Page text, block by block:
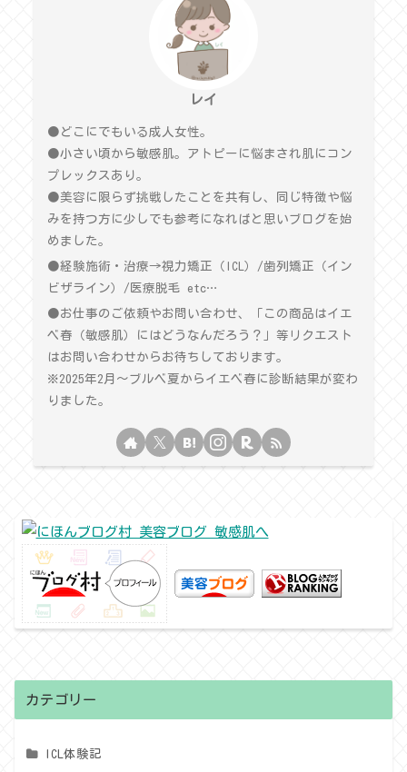
レイ
●どこにでもいる成人女性。
●小さい頃から敏感肌。アトピーに悩まされ肌にコン
プレックスあり。
●美容に限らず挑戦したことを共有し、同じ特徴や悩
みを持つ方に少しでも参考になればと思いブログを始
めました。
●経験施術・治療→視力矯正（ICL）/歯列矯正（イン
ビザライン）/医療脱毛 etc…
●お仕事のご依頼やお問い合わせ、「この商品はイエ
ベ春（敏感肌）にはどうなんだろう？」等リクエスト
はお問い合わせからお待ちしております。
※2025年2月〜ブルベ夏からイエベ春に診断結果が変わ
りました。
カテゴリー
ICL体験記